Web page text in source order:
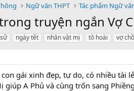
Ngữ văn THPT Tác phẩm Ngữ
truyện ngắn Vợ
ngày tết nhân vật mị tô hoài vợ
gái xinh đẹp, tự do, có nhiều tài
giúp A Phủ và cùng trốn sang